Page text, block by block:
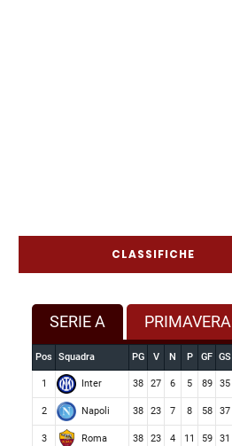
CLASSIFICHE
SERIE A PRIMAVERA
Pos Squadra PG V N P GF GS
1 Inter 38 27 6 5 89 35
2 Napoli 38 23 7 8 58 37
3 Roma 38 23 4 11 59 31